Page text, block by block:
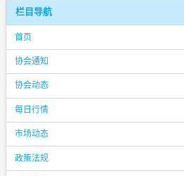
栏目导航
首页
协会通知
协会动态
每日行情
市场动态
政策法规